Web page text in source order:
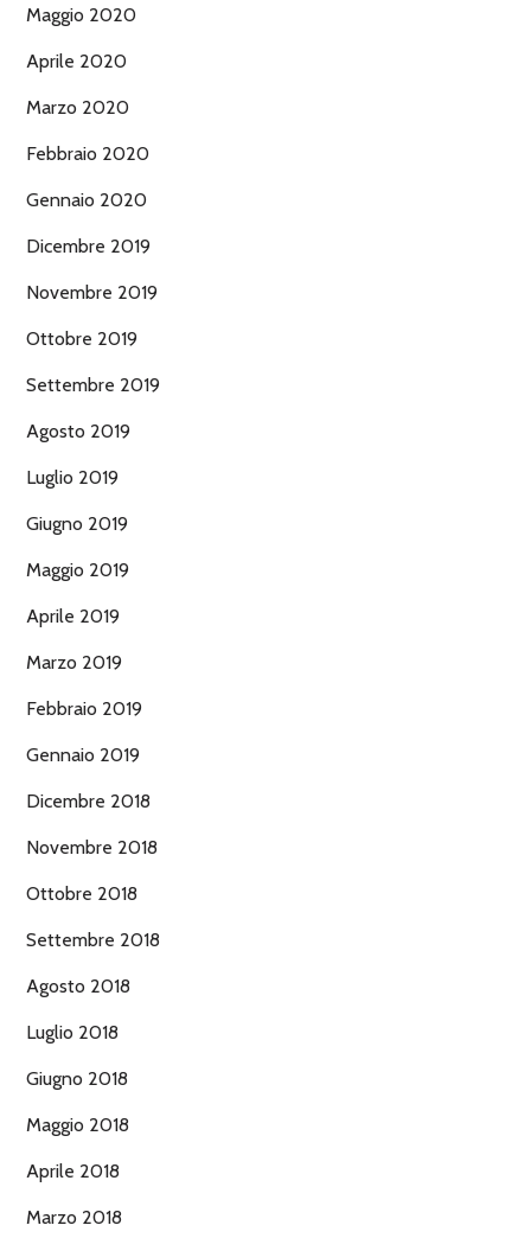
Maggio 2020
Aprile 2020
Marzo 2020
Febbraio 2020
Gennaio 2020
Dicembre 2019
Novembre 2019
Ottobre 2019
Settembre 2019
Agosto 2019
Luglio 2019
Giugno 2019
Maggio 2019
Aprile 2019
Marzo 2019
Febbraio 2019
Gennaio 2019
Dicembre 2018
Novembre 2018
Ottobre 2018
Settembre 2018
Agosto 2018
Luglio 2018
Giugno 2018
Maggio 2018
Aprile 2018
Marzo 2018